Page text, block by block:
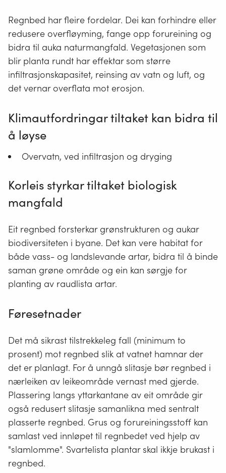
Regnbed har fleire fordelar. Dei kan forhindre eller
redusere overfløyming, fange opp forureining og
bidra til auka naturmangfald. Vegetasjonen som
blir planta rundt har effektar som større
infiltrasjonskapasitet, reinsing av vatn og luft, og
det vernar overflata mot erosjon.
Klimautfordringar tiltaket kan bidra til
å løyse
Overvatn, ved infiltrasjon og dryging
Korleis styrkar tiltaket biologisk
mangfald
Eit regnbed forsterkar grønstrukturen og aukar
biodiversiteten i byane. Det kan vere habitat for
både vass- og landslevande artar, bidra til å binde
saman grøne område og ein kan sørgje for
planting av raudlista artar.
Føresetnader
Det må sikrast tilstrekkeleg fall (minimum to
prosent) mot regnbed slik at vatnet hamnar der
det er planlagt. For å unngå slitasje bør regnbed i
nærleiken av leikeområde vernast med gjerde.
Plassering langs yttarkantane av eit område gir
også redusert slitasje samanlikna med sentralt
plasserte regnbed. Grus og forureiningsstoff kan
samlast ved innløpet til regnbedet ved hjelp av
"slamlomme". Svartelista plantar skal ikkje brukast i
regnbed.